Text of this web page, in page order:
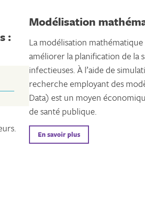
:
Modélisation
La modélisation
améliorer la planification de la
infectieuses. À l’aide de
recherche employant des
Data) est un moyen
de santé publique.
En savoir plus